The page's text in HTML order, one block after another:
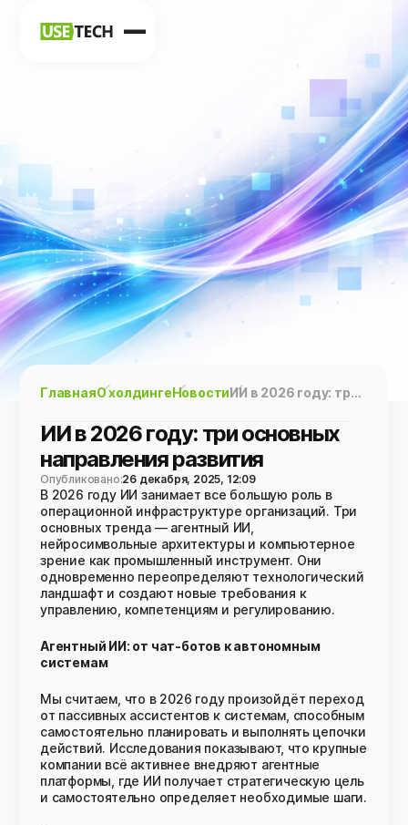
tg
ГлавнаяО холдингеНовости ИИ в 2026 году: три основных направления развития
ИИ в 2026 году: три основных
направления развития
Опубликовано:26 декабря, 2025, 12:09
В 2026 году ИИ занимает все большую роль в
операционной инфраструктуре организаций. Три
основных тренда — агентный ИИ,
нейросимвольные архитектуры и компьютерное
зрение как промышленный инструмент. Они
одновременно переопределяют технологический
ландшафт и создают новые требования к
управлению, компетенциям и регулированию.
Агентный ИИ: от чат-ботов к автономным
системам
Мы считаем, что в 2026 году произойдёт переход
от пассивных ассистентов к системам, способным
самостоятельно планировать и выполнять цепочки
действий. Исследования показывают, что крупные
компании всё активнее внедряют агентные
платформы, где ИИ получает стратегическую цель
и самостоятельно определяет необходимые шаги.